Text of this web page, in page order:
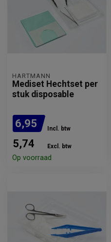
HARTMANN
Mediset Hechtset per
stuk disposable
6,95 Incl. btw
5,74 Excl. btw
Op voorraad